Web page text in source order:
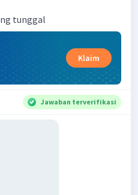
tunggal
Klaim
Jawaban terverifikasi